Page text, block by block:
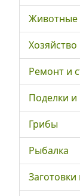
Животные
Хозяйство
Ремонт и
Поделки и
Грибы
Рыбалка